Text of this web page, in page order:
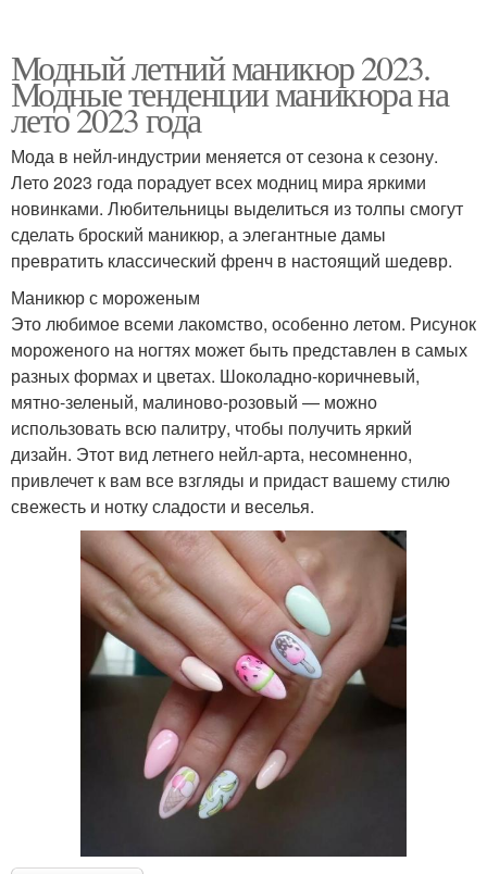
Модный летний маникюр 2023.
Модные тенденции маникюра на
лето 2023 года
Мода в нейл-индустрии меняется от сезона к сезону.
Лето 2023 года порадует всех модниц мира яркими
новинками. Любительницы выделиться из толпы смогут
сделать броский маникюр, а элегантные дамы
превратить классический френч в настоящий шедевр.
Маникюр с мороженым
Это любимое всеми лакомство, особенно летом. Рисунок
мороженого на ногтях может быть представлен в самых
разных формах и цветах. Шоколадно-коричневый,
мятно-зеленый, малиново-розовый — можно
использовать всю палитру, чтобы получить яркий
дизайн. Этот вид летнего нейл-арта, несомненно,
привлечет к вам все взгляды и придаст вашему стилю
свежесть и нотку сладости и веселья.